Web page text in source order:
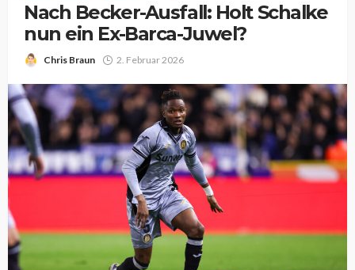
Nach Becker-Ausfall: Holt Schalke
nun ein Ex-Barca-Juwel?
Chris Braun 2. Februar 2026